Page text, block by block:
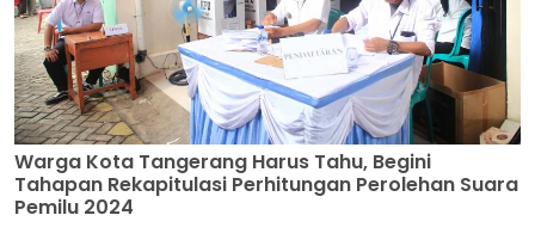
Warga Kota Tangerang Harus Tahu, Begini
Tahapan Rekapitulasi Perhitungan Perolehan Suara
Pemilu 2024